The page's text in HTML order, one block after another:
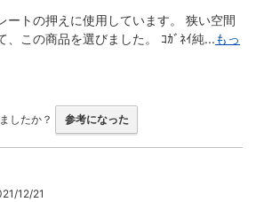
ートの押えに使用しています。 狭い空間
、この商品を選びました。 ｺｶﾞﾈｲ純...もっ
したか？ 参考になった
12/21